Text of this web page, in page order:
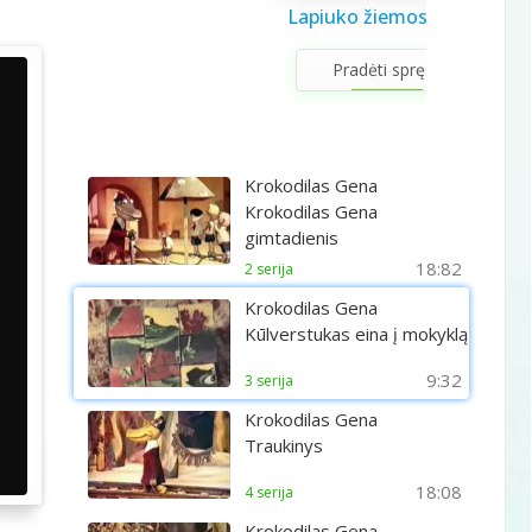
Lapiuko žiemos šviesa
Pradėti spręsti
Žiemos saulėgįžos
knygelė
Aš galiu rinktis
Saulės sistema vaikams
Sveikuolio užduotėlės
vaikams
Gyvūnai abc
apvedžiojimo knygelė
Draugystės užduotėlės
vaikams
Pavasario laiškas
mamai
Velykų užduotėlės
Gerumo advento
kalendorius
Krokodilas Gena
Krokodilas Gena
gimtadienis
18:82
2 serija
Krokodilas Gena
Kūlverstukas eina į mokyklą
9:32
3 serija
Krokodilas Gena
Traukinys
18:08
4 serija